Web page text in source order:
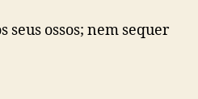
seus ossos; nem sequer